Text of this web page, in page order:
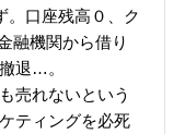
口座残高０、ク
融機関から借り
退…。
売れないという
ティングを必死